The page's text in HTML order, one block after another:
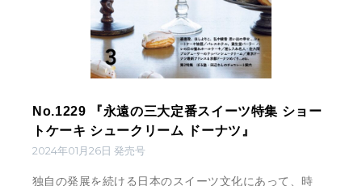
No.1229 『永遠の三大定番スイーツ特集 ショー
トケーキ シュークリーム ドーナツ』
2024年01月26日 発売号
独自の発展を続ける日本のスイーツ文化にあって、時